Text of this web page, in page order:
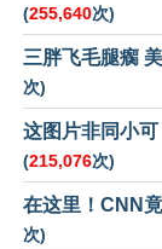
(255,640次)
三胖飞毛腿瘸
次)
这图片非同小
(215,076次)
在这里！CNN
次)